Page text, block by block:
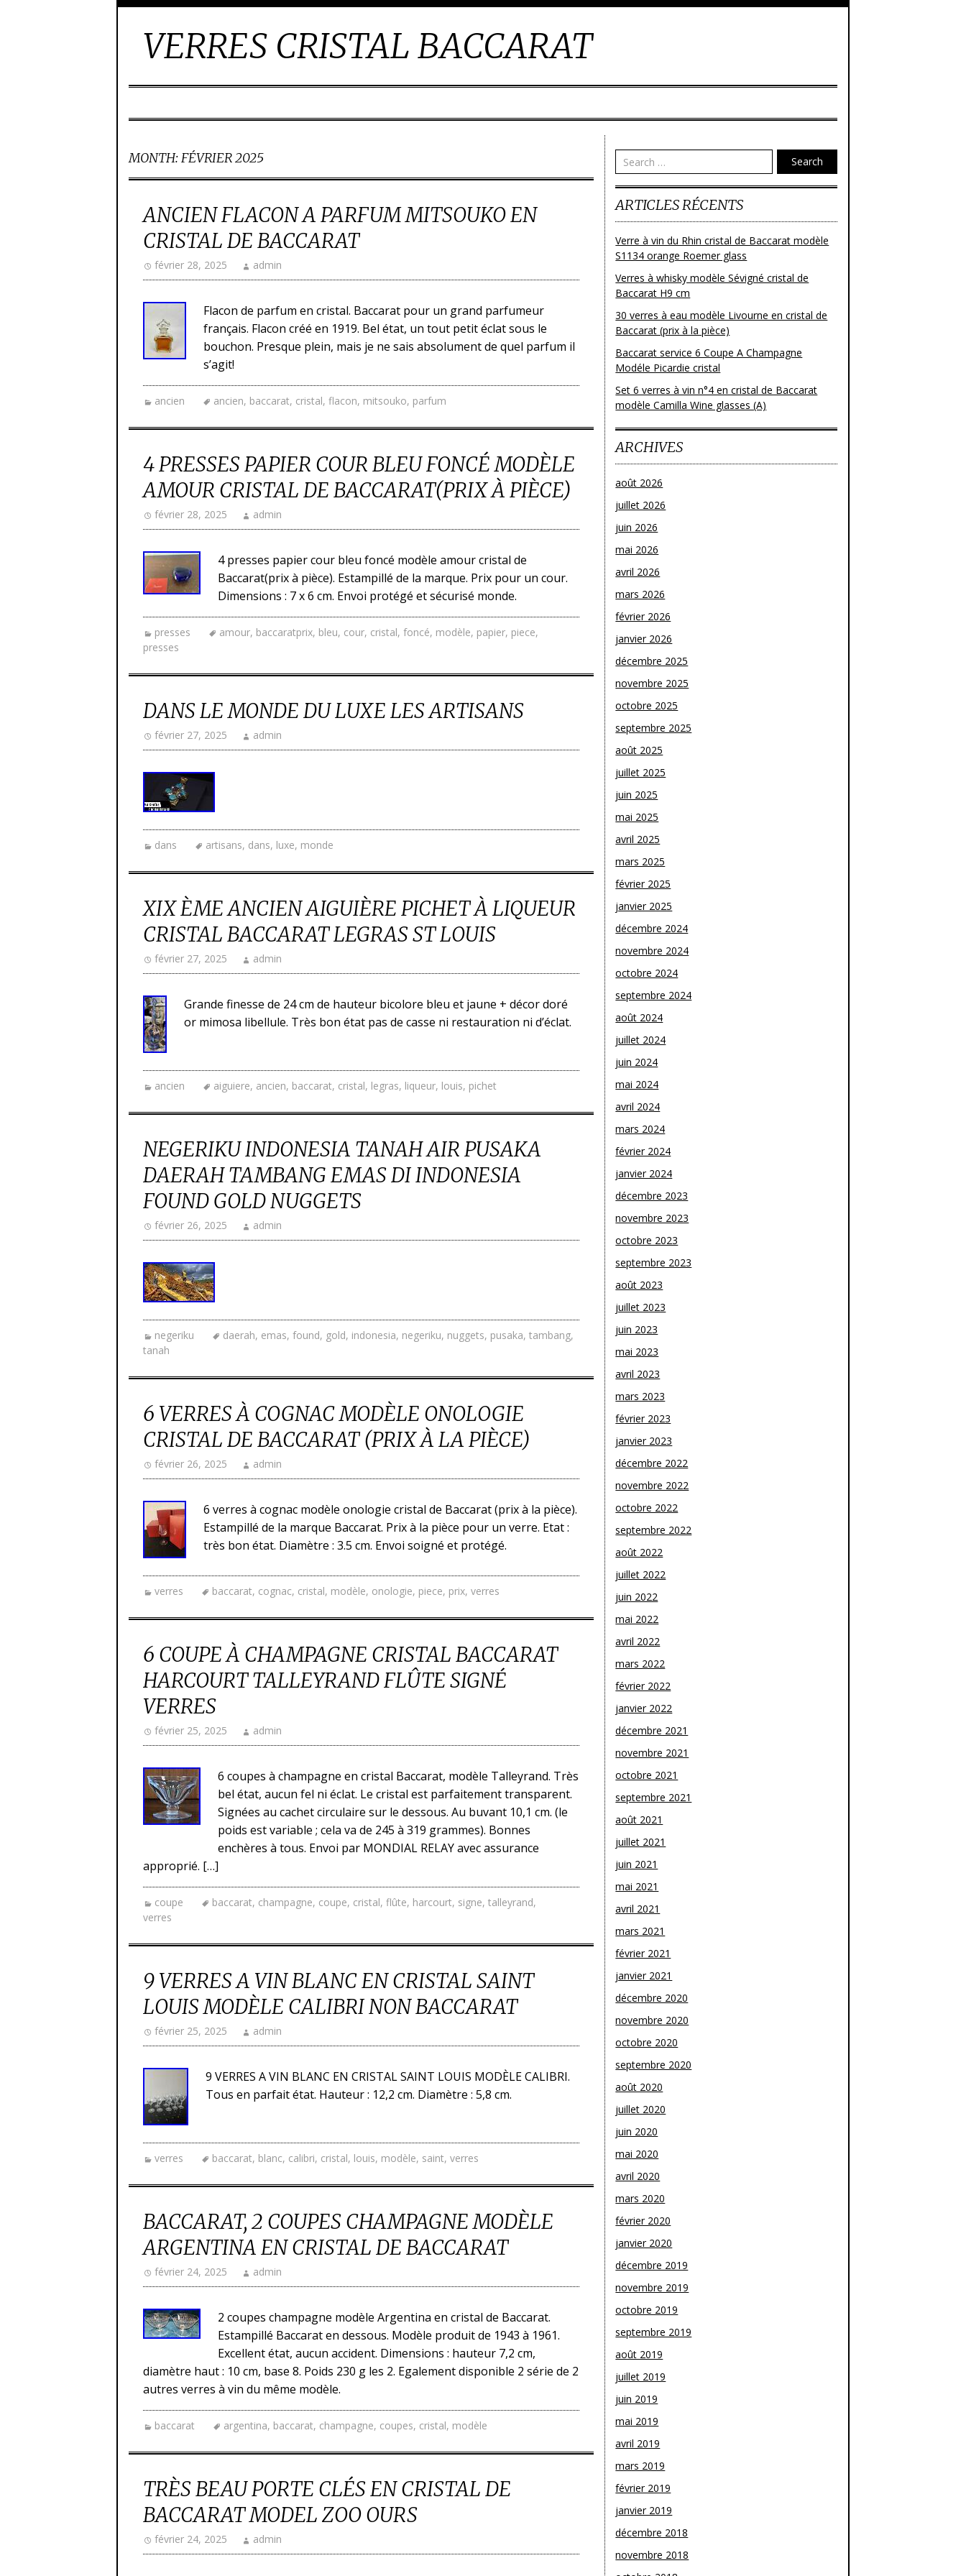
VERRES CRISTAL BACCARAT
MONTH:FÉVRIER 2025
ANCIEN FLACON A PARFUM MITSOUKO EN
CRISTAL DE BACCARAT
février 28, 2025 admin
Flacon de parfum en cristal. Baccarat pour un grand parfumeur
français. Flacon créé en 1919. Bel état, un tout petit éclat sous le
bouchon. Presque plein, mais je ne sais absolument de quel parfum il
s’agit!
ancien ancien, baccarat, cristal, flacon, mitsouko, parfum
4 PRESSES PAPIER COUR BLEU FONCÉ MODÈLE
AMOUR CRISTAL DE BACCARAT(PRIX À PIÈCE)
février 28, 2025 admin
4 presses papier cour bleu foncé modèle amour cristal de
Baccarat(prix à pièce). Estampillé de la marque. Prix pour un cour.
Dimensions : 7 x 6 cm. Envoi protégé et sécurisé monde.
presses amour, baccaratprix, bleu, cour, cristal, foncé, modèle, papier, piece,
presses
DANS LE MONDE DU LUXE LES ARTISANS
février 27, 2025 admin
dans artisans, dans, luxe, monde
XIX ÈME ANCIEN AIGUIÈRE PICHET À LIQUEUR
CRISTAL BACCARAT LEGRAS ST LOUIS
février 27, 2025 admin
Grande finesse de 24 cm de hauteur bicolore bleu et jaune + décor doré
or mimosa libellule. Très bon état pas de casse ni restauration ni d’éclat.
ancien aiguiere, ancien, baccarat, cristal, legras, liqueur, louis, pichet
NEGERIKU INDONESIA TANAH AIR PUSAKA
DAERAH TAMBANG EMAS DI INDONESIA
FOUND GOLD NUGGETS
février 26, 2025 admin
negeriku daerah, emas, found, gold, indonesia, negeriku, nuggets, pusaka, tambang,
tanah
6 VERRES À COGNAC MODÈLE ONOLOGIE
CRISTAL DE BACCARAT (PRIX À LA PIÈCE)
février 26, 2025 admin
6 verres à cognac modèle onologie cristal de Baccarat (prix à la pièce).
Estampillé de la marque Baccarat. Prix à la pièce pour un verre. Etat :
très bon état. Diamètre : 3.5 cm. Envoi soigné et protégé.
verres baccarat, cognac, cristal, modèle, onologie, piece, prix, verres
6 COUPE À CHAMPAGNE CRISTAL BACCARAT
HARCOURT TALLEYRAND FLÛTE SIGNÉ
VERRES
février 25, 2025 admin
6 coupes à champagne en cristal Baccarat, modèle Talleyrand. Très
bel état, aucun fel ni éclat. Le cristal est parfaitement transparent.
Signées au cachet circulaire sur le dessous. Au buvant 10,1 cm. (le
poids est variable ; cela va de 245 à 319 grammes). Bonnes
enchères à tous. Envoi par MONDIAL RELAY avec assurance
approprié. […]
coupe baccarat, champagne, coupe, cristal, flûte, harcourt, signe, talleyrand,
verres
9 VERRES A VIN BLANC EN CRISTAL SAINT
LOUIS MODÈLE CALIBRI NON BACCARAT
février 25, 2025 admin
9 VERRES A VIN BLANC EN CRISTAL SAINT LOUIS MODÈLE CALIBRI.
Tous en parfait état. Hauteur : 12,2 cm. Diamètre : 5,8 cm.
verres baccarat, blanc, calibri, cristal, louis, modèle, saint, verres
BACCARAT, 2 COUPES CHAMPAGNE MODÈLE
ARGENTINA EN CRISTAL DE BACCARAT
février 24, 2025 admin
2 coupes champagne modèle Argentina en cristal de Baccarat.
Estampillé Baccarat en dessous. Modèle produit de 1943 à 1961.
Excellent état, aucun accident. Dimensions : hauteur 7,2 cm,
diamètre haut : 10 cm, base 8. Poids 230 g les 2. Egalement disponible 2 série de 2
autres verres à vin du même modèle.
baccarat argentina, baccarat, champagne, coupes, cristal, modèle
TRÈS BEAU PORTE CLÉS EN CRISTAL DE
BACCARAT MODEL ZOO OURS
février 24, 2025 admin
Search
ARTICLES RÉCENTS
Verre à vin du Rhin cristal de Baccarat modèle
S1134 orange Roemer glass
Verres à whisky modèle Sévigné cristal de
Baccarat H9 cm
30 verres à eau modèle Livourne en cristal de
Baccarat (prix à la pièce)
Baccarat service 6 Coupe A Champagne
Modéle Picardie cristal
Set 6 verres à vin n°4 en cristal de Baccarat
modèle Camilla Wine glasses (A)
ARCHIVES
août 2026
juillet 2026
juin 2026
mai 2026
avril 2026
mars 2026
février 2026
janvier 2026
décembre 2025
novembre 2025
octobre 2025
septembre 2025
août 2025
juillet 2025
juin 2025
mai 2025
avril 2025
mars 2025
février 2025
janvier 2025
décembre 2024
novembre 2024
octobre 2024
septembre 2024
août 2024
juillet 2024
juin 2024
mai 2024
avril 2024
mars 2024
février 2024
janvier 2024
décembre 2023
novembre 2023
octobre 2023
septembre 2023
août 2023
juillet 2023
juin 2023
mai 2023
avril 2023
mars 2023
février 2023
janvier 2023
décembre 2022
novembre 2022
octobre 2022
septembre 2022
août 2022
juillet 2022
juin 2022
mai 2022
avril 2022
mars 2022
février 2022
janvier 2022
décembre 2021
novembre 2021
octobre 2021
septembre 2021
août 2021
juillet 2021
juin 2021
mai 2021
avril 2021
mars 2021
février 2021
janvier 2021
décembre 2020
novembre 2020
octobre 2020
septembre 2020
août 2020
juillet 2020
juin 2020
mai 2020
avril 2020
mars 2020
février 2020
janvier 2020
décembre 2019
novembre 2019
octobre 2019
septembre 2019
août 2019
juillet 2019
juin 2019
mai 2019
avril 2019
mars 2019
février 2019
janvier 2019
décembre 2018
novembre 2018